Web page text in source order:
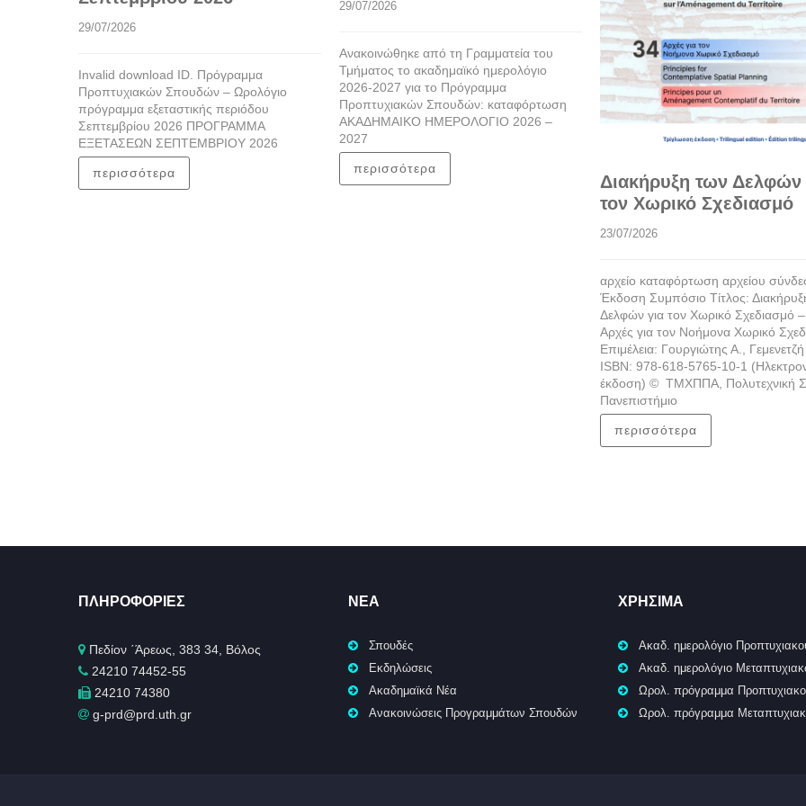
29/07/2026
Invalid download ID. Πρόγραμμα
Προπτυχιακών Σπουδών – Ωρολόγιο
πρόγραμμα εξεταστικής περιόδου
Σεπτεμβρίου 2026 ΠΡΟΓΡΑΜΜΑ
ΕΞΕΤΑΣΕΩΝ ΣΕΠΤΕΜΒΡΙΟΥ 2026
περισσότερα
29/07/2026
Ανακοινώθηκε από τη Γραμματεία του
Τμήματος το ακαδημαϊκό ημερολόγιο
2026-2027 για το Πρόγραμμα
Προπτυχιακών Σπουδών: καταφόρτωση
ΑΚΑΔΗΜΑΙΚΟ ΗΜΕΡΟΛΟΓΙΟ 2026 –
2027
περισσότερα
Διακήρυξη των Δελφών
τον Χωρικό Σχεδιασμό
23/07/2026
αρχείο καταφόρτωση αρχείου
Έκδοση Συμπόσιο Τίτλος:
Δελφών για τον Χωρικό Σχεδιασμό
Αρχές για τον Νοήμονα Χωρικό
Επιμέλεια: Γουργιώτης Α., Γεμενετζή
ISBN: 978-618-5765-10-1
έκδοση) © ΤΜΧΠΠΑ, Πολυτεχνική
Πανεπιστήμιο
περισσότερα
ΠΛΗΡΟΦΟΡΊΕΣ
Πεδίον ΄Άρεως, 383 34, Βόλος
24210 74452-55
24210 74380
g-prd@prd.uth.gr
ΝΈΑ
Σπουδές
Εκδηλώσεις
Ακαδημαϊκά Νέα
Ανακοινώσεις Προγραμμάτων Σπουδών
ΧΡΉΣΙΜΑ
Ακαδ. ημερολόγιο
Ακαδ. ημερολόγιο
Ωρολ. πρόγραμμα
Ωρολ. πρόγραμμα